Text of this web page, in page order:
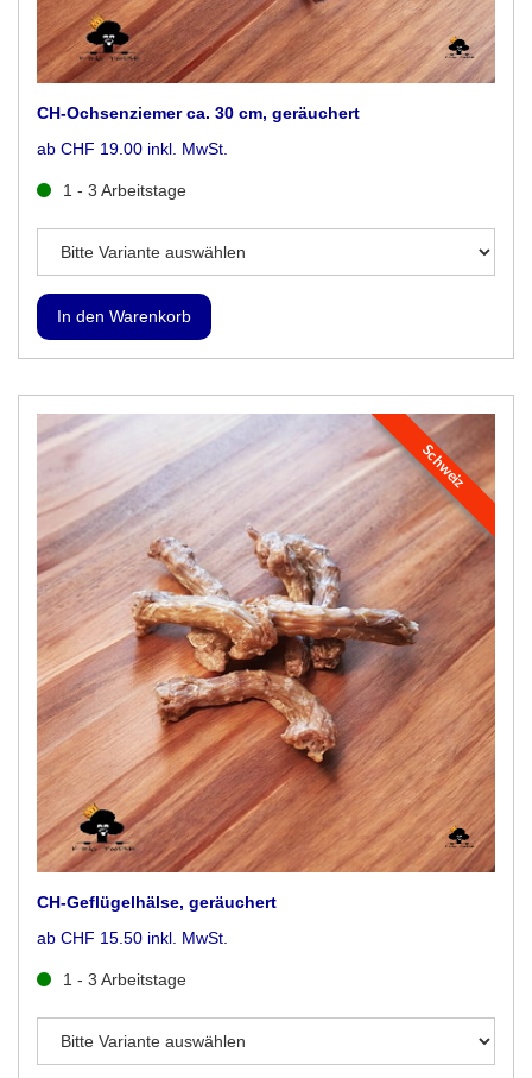
CH-Ochsenziemer ca. 30 cm, geräuchert
ab CHF 19.00 inkl. MwSt.
1 - 3 Arbeitstage
Schweiz
CH-Geflügelhälse, geräuchert
ab CHF 15.50 inkl. MwSt.
1 - 3 Arbeitstage